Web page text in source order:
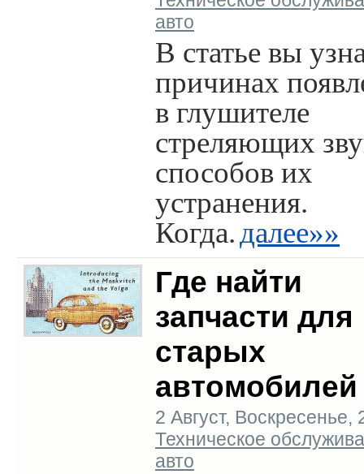
авто
В статье вы
причинах
в глушителе
стреляющих
способов их
устранения.
Когда.далее»»
Где найти
запчасти для
старых
автомобилей
2 Август, Воскресенье,
Техническое
авто